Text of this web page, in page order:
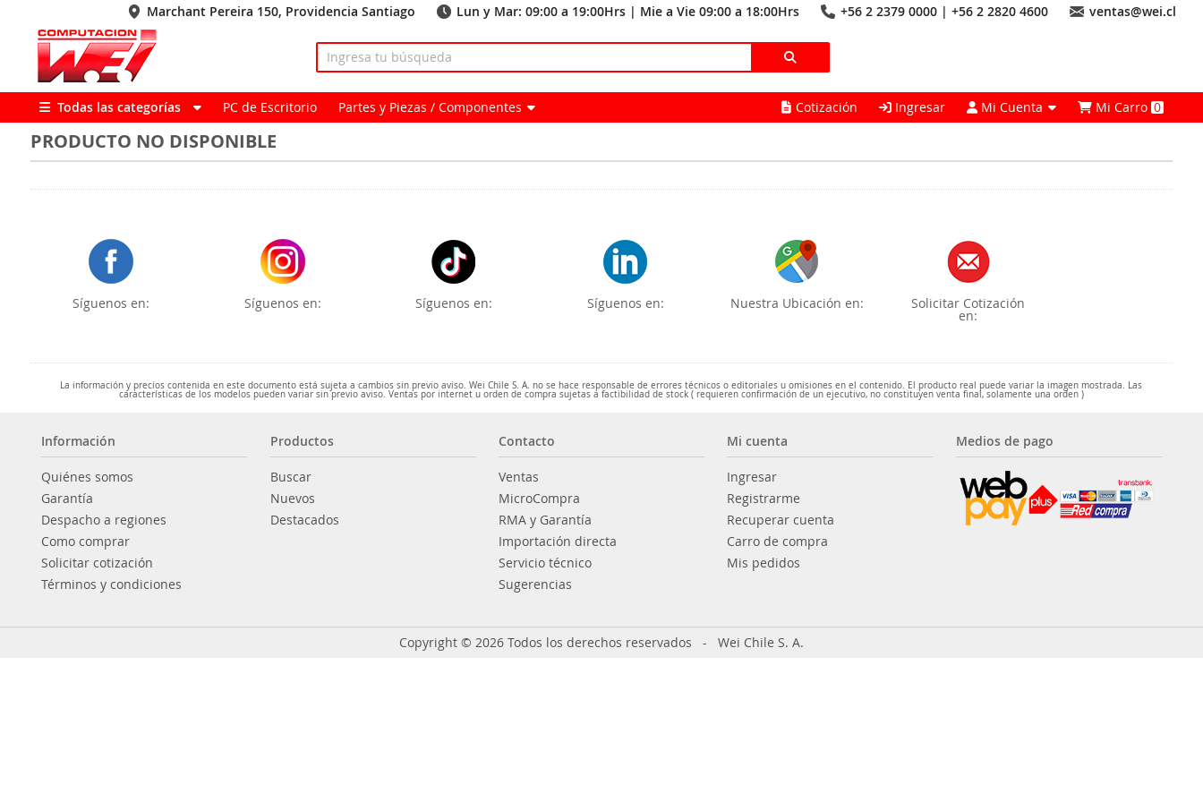
Marchant Pereira 150, Providencia Santiago Lun y Mar: 09:00 a 19:00Hrs | Mie a Vie 09:00 a 18:00Hrs +56 2 2379 0000 | +56 2 2820 4600 ventas@wei.cl
Todas las categorías PC de Escritorio Partes y Piezas / Componentes Cotización Ingresar Mi Cuenta Mi Carro0
PRODUCTO NO DISPONIBLE
Síguenos en: Síguenos en: Síguenos en: Síguenos en: Nuestra Ubicación en: Solicitar Cotización
en:
La información y precios contenida en este documento está sujeta a cambios sin previo aviso. Wei Chile S. A. no se hace responsable de errores técnicos o editoriales u omisiones en el contenido. El producto real puede variar la imagen mostrada. Las
características de los modelos pueden variar sin previo aviso. Ventas por internet u orden de compra sujetas a factibilidad de stock ( requieren confirmación de un ejecutivo, no constituyen venta final, solamente una orden )
Información
Quiénes somos
Garantía
Despacho a regiones
Como comprar
Solicitar cotización
Términos y condiciones
Productos
Buscar
Nuevos
Destacados
Contacto
Ventas
MicroCompra
RMA y Garantía
Importación directa
Servicio técnico
Sugerencias
Mi cuenta
Ingresar
Registrarme
Recuperar cuenta
Carro de compra
Mis pedidos
Medios de pago
Copyright © 2026 Todos los derechos reservados - Wei Chile S. A.